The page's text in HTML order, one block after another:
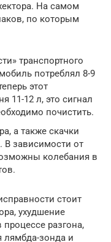
На самом
по которым
транспортного
потреблял 8-9
этот
11-12 л, это сигнал
почистить.
а также скачки
В зависимости от
колебания в
стоит
ухудшение
разгона,
зонда и